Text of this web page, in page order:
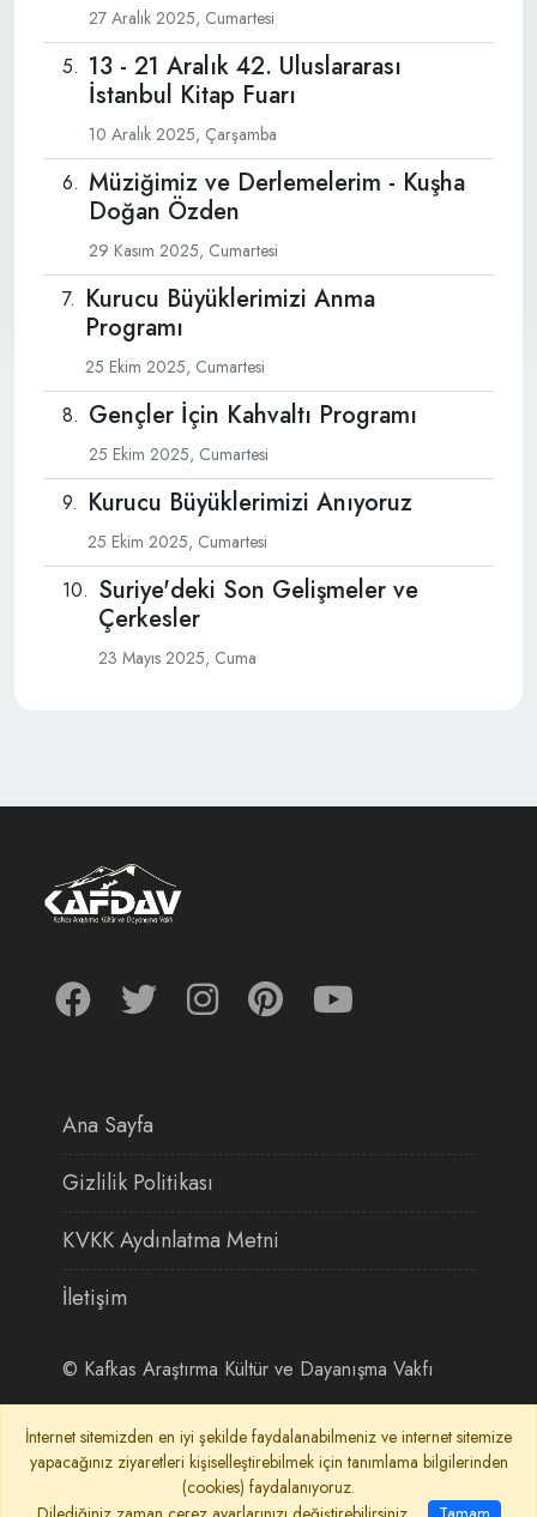
27 Aralık 2025, Cumartesi
13 - 21 Aralık 42. Uluslararası
İstanbul Kitap Fuarı
10 Aralık 2025, Çarşamba
Müziğimiz ve Derlemelerim - Kuşha
Doğan Özden
29 Kasım 2025, Cumartesi
Kurucu Büyüklerimizi Anma
Programı
25 Ekim 2025, Cumartesi
Gençler İçin Kahvaltı Programı
25 Ekim 2025, Cumartesi
Kurucu Büyüklerimizi Anıyoruz
25 Ekim 2025, Cumartesi
Suriye'deki Son Gelişmeler ve
Çerkesler
23 Mayıs 2025, Cuma
Ana Sayfa
Gizlilik Politikası
KVKK Aydınlatma Metni
İletişim
© Kafkas Araştırma Kültür ve Dayanışma Vakfı
İnternet sitemizden en iyi şekilde faydalanabilmeniz ve internet sitemize
yapacağınız ziyaretleri kişiselleştirebilmek için tanımlama bilgilerinden
(cookies) faydalanıyoruz.